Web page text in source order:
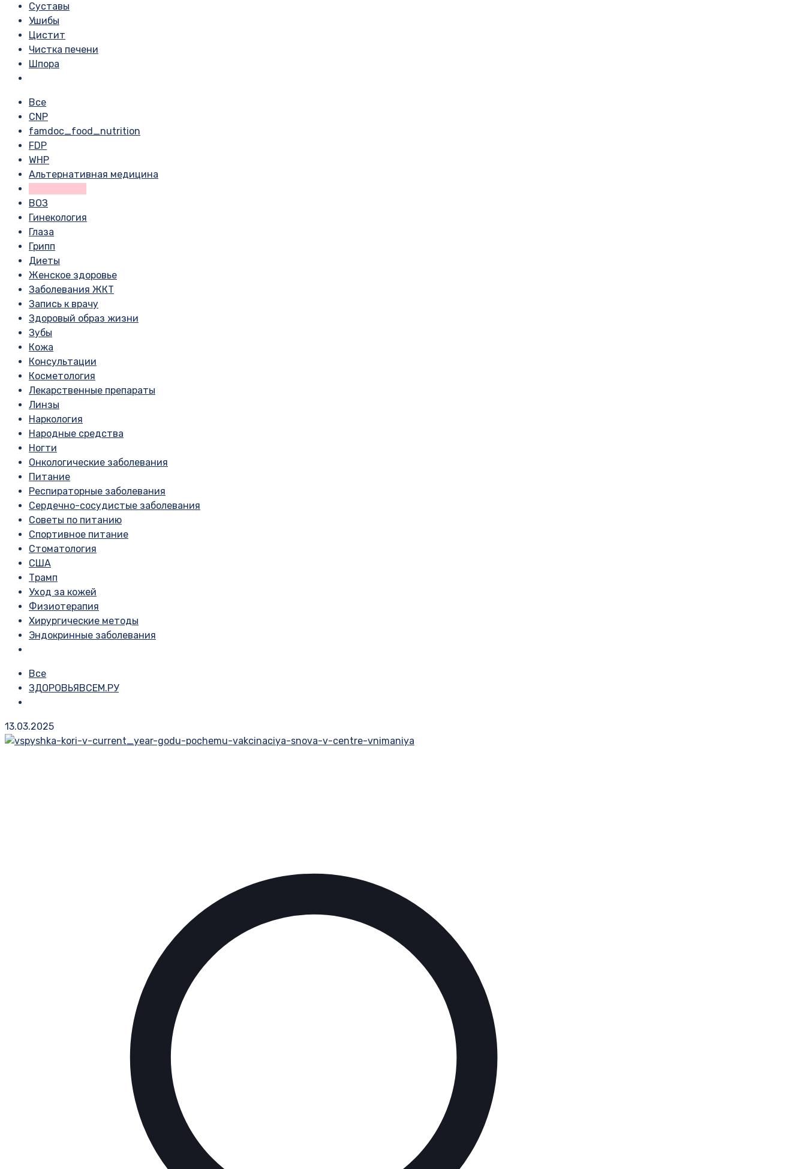
Суставы
Ушибы
Цистит
Чистка печени
Шпора
Все
CNP
famdoc_food_nutrition
FDP
WHP
Альтернативная медицина
ВОЗ
Гинекология
Глаза
Грипп
Диеты
Женское здоровье
Заболевания ЖКТ
Запись к врачу
Здоровый образ жизни
Зубы
Кожа
Консультации
Косметология
Лекарственные препараты
Линзы
Наркология
Народные средства
Ногти
Онкологические заболевания
Питание
Респираторные заболевания
Сердечно-сосудистые заболевания
Советы по питанию
Спортивное питание
Стоматология
США
Трамп
Уход за кожей
Физиотерапия
Хирургические методы
Эндокринные заболевания
Все
ЗДОРОВЬЯВСЕМ.РУ
13.03.2025